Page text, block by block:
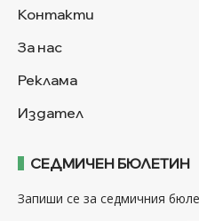
Контакти
За нас
Реклама
Издател
СЕДМИЧЕН БЮЛЕТИН
Запиши се за седмичния